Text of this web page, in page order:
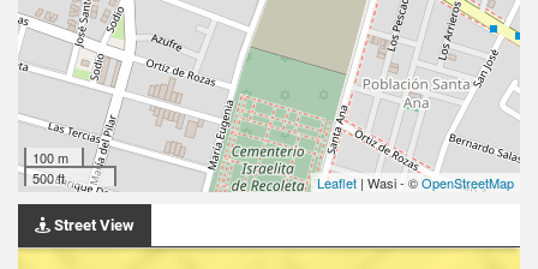
100 m
500 ft
Leaflet | Wasi - ©OpenStreetMap
Street View